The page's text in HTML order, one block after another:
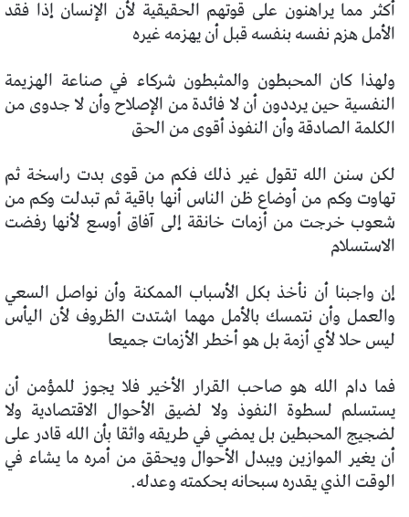
أكثر مما يراهنون على قوتهم الحقيقية لأن الإنسان إذا فقد
الأمل هزم نفسه بنفسه قبل أن يهزمه غيره
ولهذا كان المحبطون والمثبطون شركاء في صناعة الهزيمة
النفسية حين يرددون أن لا فائدة من الإصلاح وأن لا جدوى من
الكلمة الصادقة وأن النفوذ أقوى من الحق
لكن سنن الله تقول غير ذلك فكم من قوى بدت راسخة ثم
تهاوت وكم من أوضاع ظن الناس أنها باقية ثم تبدلت وكم من
شعوب خرجت من أزمات خانقة إلى آفاق أوسع لأنها رفضت
الاستسلام
إن واجبنا أن نأخذ بكل الأسباب الممكنة وأن نواصل السعي
والعمل وأن نتمسك بالأمل مهما اشتدت الظروف لأن اليأس
ليس حلا لأي أزمة بل هو أخطر الأزمات جميعا
فما دام الله هو صاحب القرار الأخير فلا يجوز للمؤمن أن
يستسلم لسطوة النفوذ ولا لضيق الأحوال الاقتصادية ولا
لضجيج المحبطين بل يمضي في طريقه واثقا بأن الله قادر على
أن يغير الموازين ويبدل الأحوال ويحقق من أمره ما يشاء في
الوقت الذي يقدره سبحانه بحكمته وعدله.